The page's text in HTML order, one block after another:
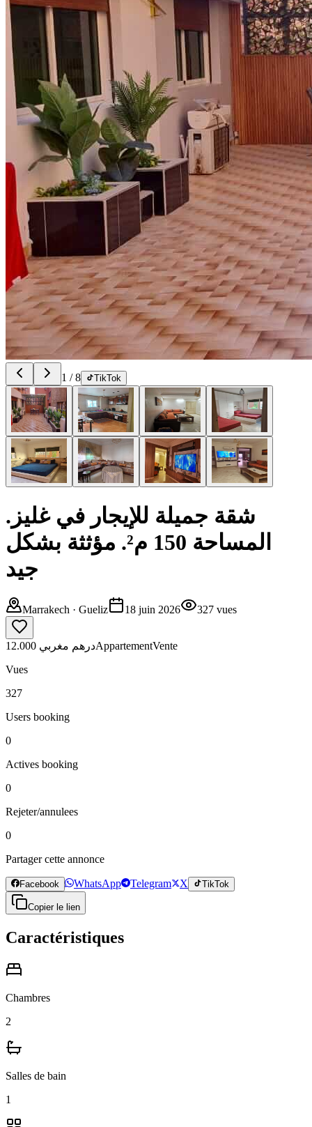
1 /8 TikTok
شقة جميلة للإيجار في غليز.
المساحة 150 م². مؤثثة بشكل
جيد
Marrakech · Gueliz 18 juin 2026 327 vues
12.000 درهم مغربيAppartementVente
Vues
327
Users booking
0
Actives booking
0
Rejeter/annulees
0
Partager cette annonce
Facebook WhatsApp Telegram X TikTok
Copier le lien
Caractéristiques
Chambres
2
Salles de bain
1